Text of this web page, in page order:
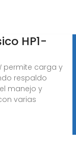
HP1-
permite carga y
respaldo
manejo y
varias